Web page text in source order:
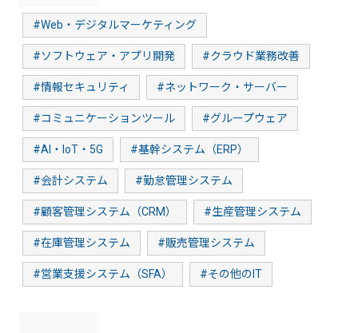
#Web・デジタルマーケティング
#ソフトウェア・アプリ開発 #クラウド業務改善
#情報セキュリティ #ネットワーク・サーバー
#コミュニケーションツール #グループウェア
#AI・IoT・5G #基幹システム（ERP）
#会計システム #勤怠管理システム
#顧客管理システム（CRM） #生産管理システム
#在庫管理システム #販売管理システム
#営業支援システム（SFA） #その他のIT